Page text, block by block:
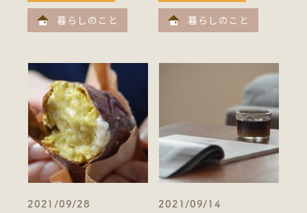
暮らしのこと 暮らしのこと
2021/09/28 2021/09/14